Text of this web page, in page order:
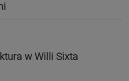
w Willi Sixta